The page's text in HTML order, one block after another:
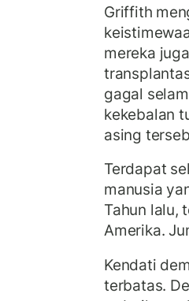
Griffith
mereka
gagal
kekebalan
asing
Terdapat
manusia
Tahun lalu,
Amerika.
Kendati
terbatas.